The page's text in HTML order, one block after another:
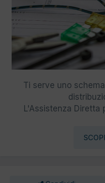
Ti serve uno
L'Assistenza Diretta